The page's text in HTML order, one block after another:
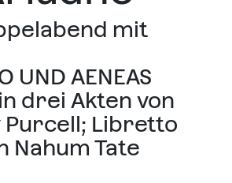
mit
UND AENEAS
drei Akten von
Purcell; Libretto
Nahum Tate